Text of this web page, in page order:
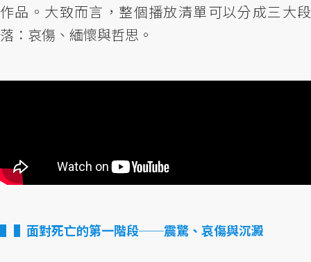
作品。大致而言，整個播放清單可以分成三大段
落：哀傷、緬懷與哲思。
▌面對死亡的第一階段──震驚、哀傷與沉澱